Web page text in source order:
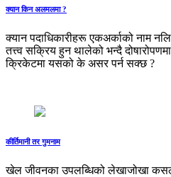
क्यान किन अलमलमा ?
क्यान पदाधिकारीहरू एकअर्काको नाम
तत्त्व सक्रिय हुन थालेको भन्दै
क्रिकेटमा यसको के असर पर्न सक्छ ?
कीर्तिमानी तर गुमनाम
खेल जीवनका उपलब्धिको लेखाजोखा कसले